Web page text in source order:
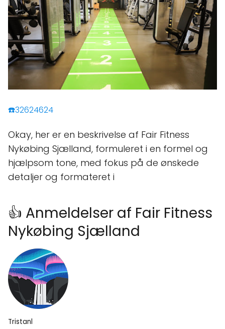
☎️32624624
Okay, her er en beskrivelse af Fair Fitness
Nykøbing Sjælland, formuleret i en formel og
hjælpsom tone, med fokus på de ønskede
detaljer og formateret i
👍 Anmeldelser af Fair Fitness
Nykøbing Sjælland
Tristanl